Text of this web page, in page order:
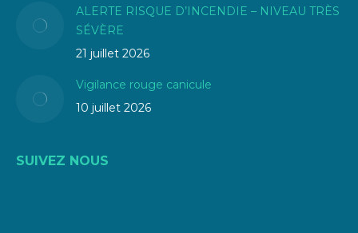
ALERTE RISQUE D’INCENDIE – NIVEAU TRÈS
SÉVÈRE
21 juillet 2026
Vigilance rouge canicule
10 juillet 2026
SUIVEZ NOUS